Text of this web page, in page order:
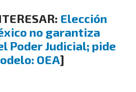
Elección
no garantiza
Poder Judicial; pide
OEA]